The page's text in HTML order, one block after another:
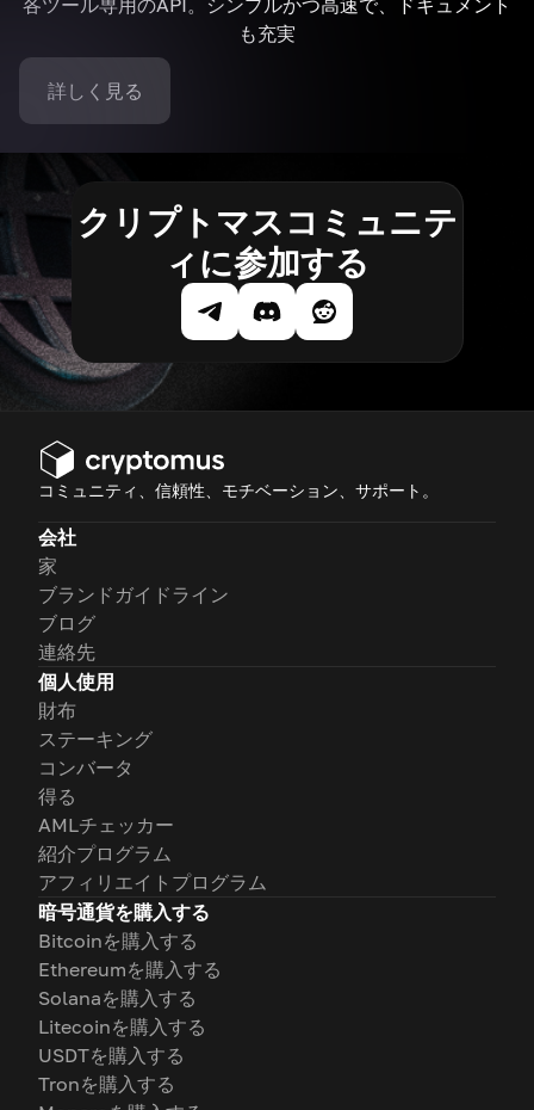
各ツール専用のAPI。シンプルかつ高速で、ドキュメント
も充実
詳しく見る
クリプトマスコミュニテ
ィに参加する
コミュニティ、信頼性、モチベーション、サポート。
会社
家
ブランドガイドライン
ブログ
連絡先
個人使用
財布
ステーキング
コンバータ
得る
AMLチェッカー
紹介プログラム
アフィリエイトプログラム
暗号通貨を購入する
Bitcoinを購入する
Ethereumを購入する
Solanaを購入する
Litecoinを購入する
USDTを購入する
Tronを購入する